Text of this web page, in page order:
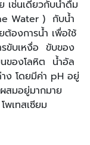
เช่นเดียวกับน้ำดื่ม
Water ) กับน้ำ
องการน้ำ เพื่อใช้
รขับเหงื่อ ขับของ
นของโลหิต น้ำอัล
ง โดยมีค่า pH อยู่
สมอยู่มากมาย
เทสเซียม